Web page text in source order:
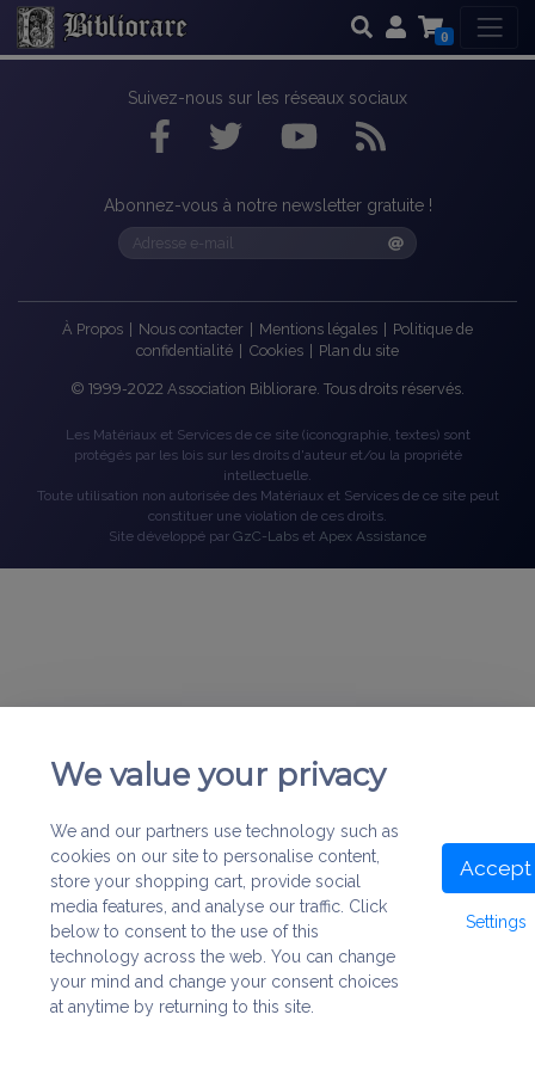
0
Suivez-nous sur les réseaux sociaux
Abonnez-vous à notre newsletter gratuite !
À Propos Nous contacter Mentions légales
Politique de
confidentialité
Cookies Plan du site
© 1999-2022 Association Bibliorare. Tous droits réservés.
Les Matériaux et Services de ce site (iconographie, textes) sont
protégés par les lois sur les droits d'auteur et/ou la propriété
intellectuelle.
Toute utilisation non autorisée des Matériaux et Services de ce site peut
constituer une violation de ces droits.
Site développé par GzC-Labs et Apex Assistance
We value your privacy
We and our partners use technology such as
cookies on our site to personalise content,
store your shopping cart, provide social
media features, and analyse our traffic. Click
below to consent to the use of this
technology across the web. You can change
your mind and change your consent choices
at anytime by returning to this site.
Accept
Settings